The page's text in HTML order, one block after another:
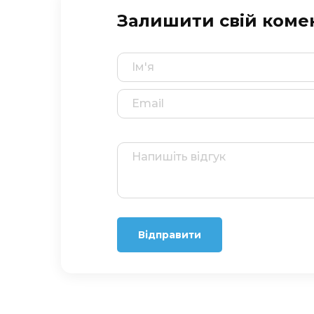
Залишити свій
Відправити